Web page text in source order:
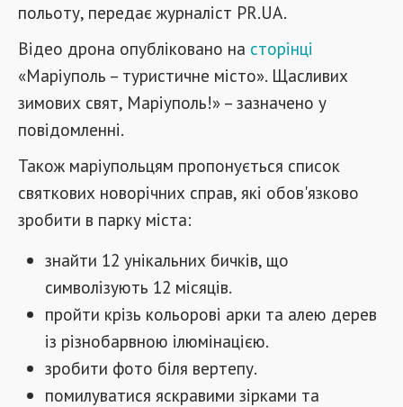
польоту, передає журналіст PR.UA.
Відео дрона опубліковано на сторінці
«Маріуполь – туристичне місто». Щасливих
зимових свят, Маріуполь!» – зазначено у
повідомленні.
Також маріупольцям пропонується список
святкових новорічних справ, які обов'язково
зробити в парку міста:
знайти 12 унікальних бичків, що
символізують 12 місяців.
пройти крізь кольорові арки та алею дерев
із різнобарвною ілюмінацією.
зробити фото біля вертепу.
помилуватися яскравими зірками та